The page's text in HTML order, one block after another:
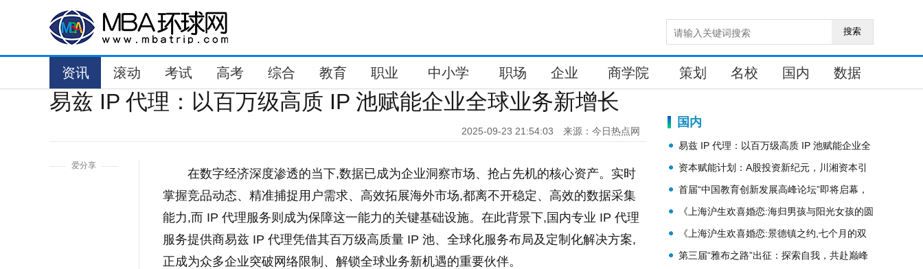
搜索
资讯 滚动 考试 高考 综合 教育 职业 中小学 职场 企业 商学院 策划 名校 国内 数据
易兹 IP 代理：以百万级高质 IP 池赋能企业全球业务新增长
2025-09-23 21:54:03 来源：今日热点网
爱分享
在数字经济深度渗透的当下,数据已成为企业洞察市场、抢占先机的核心资产。实时
掌握竞品动态、精准捕捉用户需求、高效拓展海外市场,都离不开稳定、高效的数据采集
能力,而 IP 代理服务则成为保障这一能力的关键基础设施。在此背景下,国内专业 IP 代理
服务提供商易兹 IP 代理凭借其百万级高质量 IP 池、全球化服务布局及定制化解决方案,
正成为众多企业突破网络限制、解锁全球业务新机遇的重要伙伴。
国内
易兹 IP 代理：以百万级高质 IP 池赋能企业全
球业务新增长
资本赋能计划：A股投资新纪元，川湘资本引
领机构布局新风向
首届“中国教育创新发展高峰论坛”即将启幕，
共绘教育发展新蓝图
《上海沪生欢喜婚恋:海归男孩与阳光女孩的圆
满旅程》
《上海沪生欢喜婚恋:景德镇之约,七个月的双
向奔赴》
第三届“雅布之路”出征：探索自我，共赴巅峰